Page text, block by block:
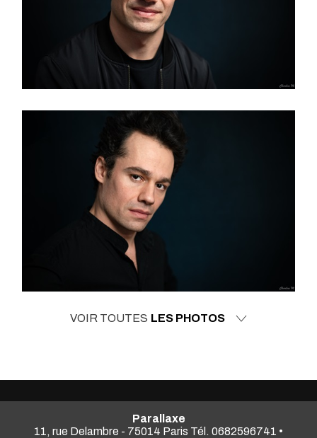
VOIR TOUTES LES PHOTOS
Parallaxe
11, rue Delambre - 75014 Paris Tél. 0682596741 •